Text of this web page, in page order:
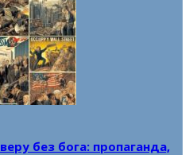
без бога: пропаганда,